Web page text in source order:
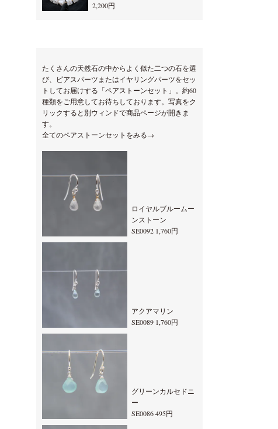
2,200円
たくさんの天然石の中からよく似た二つの石を選
び、ピアスパーツまたはイヤリングパーツをセッ
トしてお届けする「ペアストーンセット」。約60
種類をご用意してお待ちしております。写真をク
リックすると別ウィンドで商品ページが開きま
す。
全てのペアストーンセットをみる→
ロイヤルブルームー
ンストーン
SE0092 1,760円
アクアマリン
SE0089 1,760円
グリーンカルセドニ
ー
SE0086 495円